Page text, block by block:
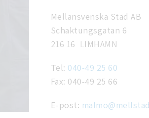
Mellansvenska Städ AB
Schaktungsgatan 6
216 16 LIMHAMN
Tel: 040-49 25 60
Fax: 040-49 25 66
E-post: